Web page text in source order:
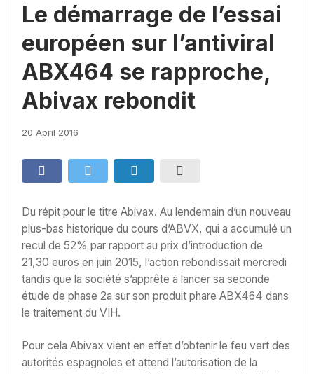
Le démarrage de l’essai
européen sur l’antiviral
ABX464 se rapproche,
Abivax rebondit
20 April 2016
Du répit pour le titre Abivax. Au lendemain d’un nouveau
plus-bas historique du cours d’ABVX, qui a accumulé un
recul de 52% par rapport au prix d’introduction de
21,30 euros en juin 2015, l’action rebondissait mercredi
tandis que la société s’apprête à lancer sa seconde
étude de phase 2a sur son produit phare ABX464 dans
le traitement du VIH.
Pour cela Abivax vient en effet d’obtenir le feu vert des
autorités espagnoles et attend l’autorisation de la